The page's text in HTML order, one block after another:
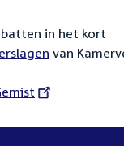
in het kort
van